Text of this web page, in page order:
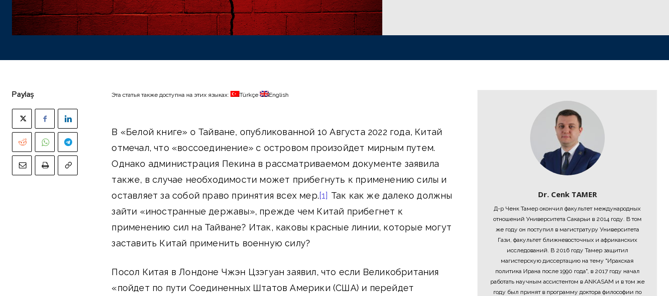
Paylaş Эта статья также доступна на этих языках: Türkçe English
В «Белой книге» о Тайване, опубликованной 10 Августа 2022 года, Китай
отмечал, что «воссоединение» с островом произойдет мирным путем.
Однако администрация Пекина в рассматриваемом документе заявила
также, в случае необходимости может прибегнуть к применению силы и
оставляет за собой право принятия всех мер.[1] Так как же далеко должны
зайти «иностранные державы», прежде чем Китай прибегнет к
применению сил на Тайване? Итак, каковы красные линии, которые могут
заставить Китай применить военную силу?
Посол Китая в Лондоне Чжэн Цзэгуан заявил, что если Великобритания
«пойдет по пути Соединенных Штатов Америки (США) и перейдет
Dr. Cenk TAMER
Д-р Ченк Тамер окончил факультет международных
отношений Университета Сакарьи в 2014 году. В том
же году он поступил в магистратуру Университета
Гази, факультет ближневосточных и африканских
исследований. В 2016 году Тамер защитил
магистерскую диссертацию на тему "Иракская
политика Ирана после 1990 года", в 2017 году начал
работать научным ассистентом в ANKASAM и в том же
году был принят в программу доктора философии по